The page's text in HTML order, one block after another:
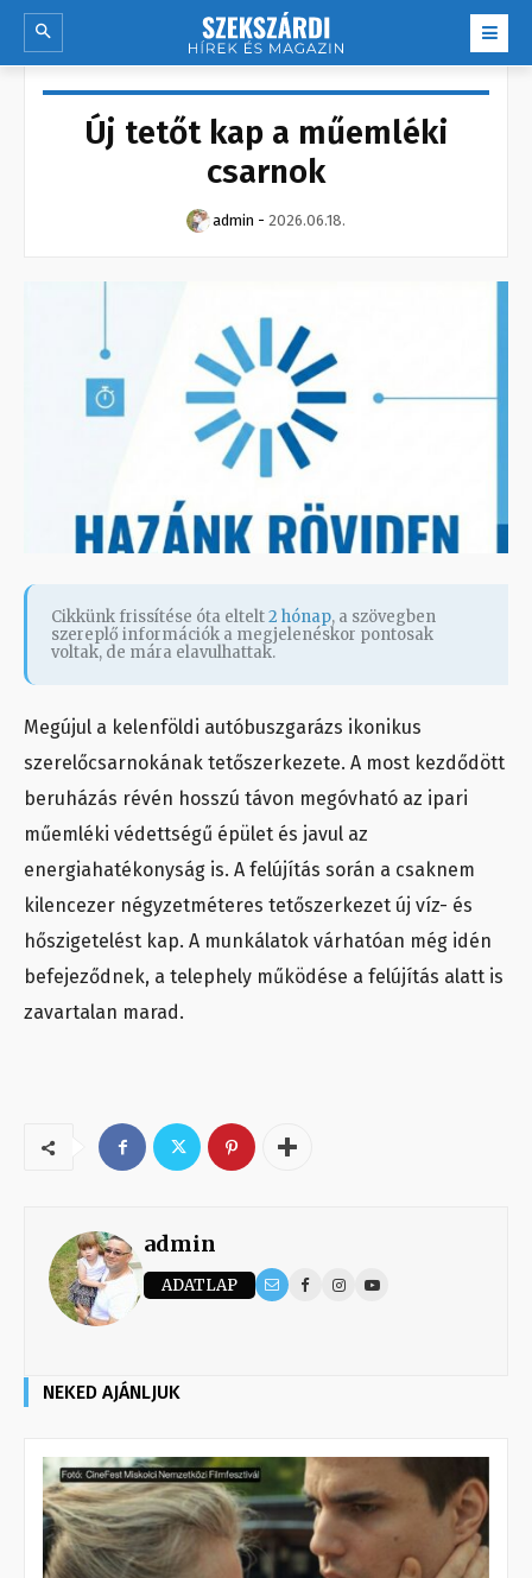
Új tetőt kap a műemléki
csarnok
admin - 2026.06.18.
Cikkünk frissítése óta eltelt2 hónap, a szövegben
szereplő információk a megjelenéskor pontosak
voltak, de mára elavulhattak.
Megújul a kelenföldi autóbuszgarázs ikonikus
szerelőcsarnokának tetőszerkezete. A most kezdődött
beruházás révén hosszú távon megóvható az ipari
műemléki védettségű épület és javul az
energiahatékonyság is. A felújítás során a csaknem
kilencezer négyzetméteres tetőszerkezet új víz- és
hőszigetelést kap. A munkálatok várhatóan még idén
befejeződnek, a telephely működése a felújítás alatt is
zavartalan marad.
admin
ADATLAP
NEKED AJÁNLJUK